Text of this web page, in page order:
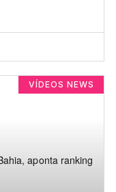
VÍDEOS NEWS